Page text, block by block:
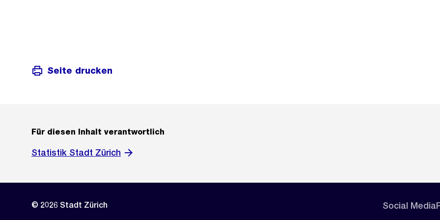
Seite drucken
Für diesen Inhalt verantwortlich
Statistik Stadt Zürich
© 2026 Stadt Zürich Social Media